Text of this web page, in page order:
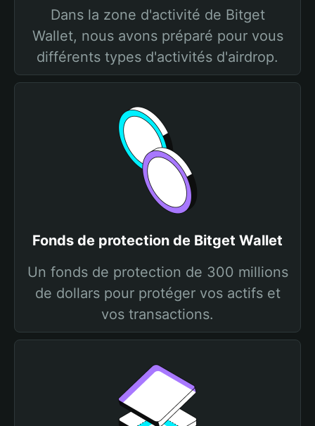
Dans la zone d'activité de Bitget
Wallet, nous avons préparé pour vous
différents types d'activités d'airdrop.
Fonds de protection de Bitget Wallet
Un fonds de protection de 300 millions
de dollars pour protéger vos actifs et
vos transactions.